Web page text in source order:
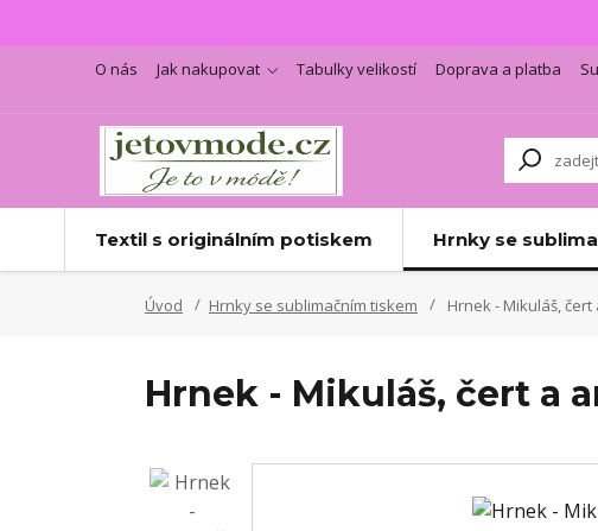
O nás Jak nakupovat Tabulky velikostí Doprava a platba
Textil s originálním potiskem Hrnky se
Úvod Hrnky se sublimačním tiskem Hrnek - Mikuláš, čert
Hrnek - Mikuláš, čert a